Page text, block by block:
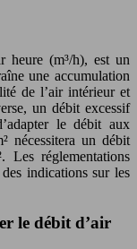
heure (m³/h), est un
une accumulation
de l’air intérieur et
un débit excessif
le débit aux
nécessitera un débit
Les réglementations
indications sur les
le débit d’air